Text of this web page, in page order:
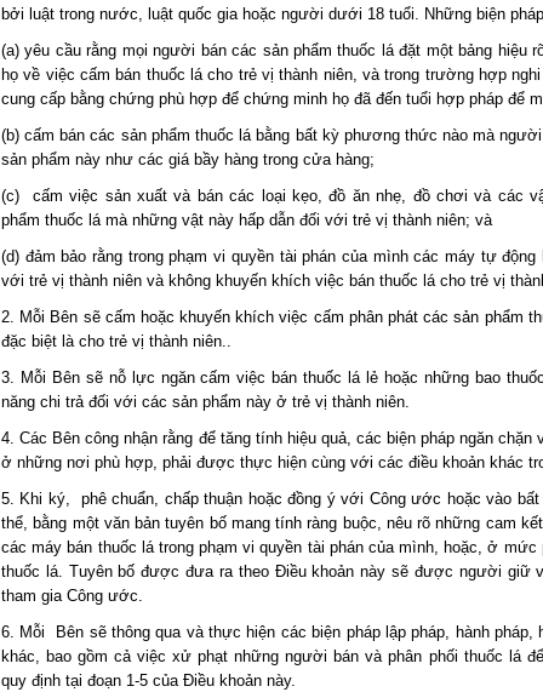
bởi luật trong nước, luật quốc gia hoặc người dưới 18 tuổi. Những biện
(a) yêu cầu rằng mọi người bán các sản phẩm thuốc lá đặt một bảng hiệu
họ về việc cấm bán thuốc lá cho trẻ vị thành niên, và trong trường hợp
cung cấp bằng chứng phù hợp để chứng minh họ đã đến tuổi hợp pháp để
(b) cấm bán các sản phẩm thuốc lá bằng bất kỳ phương thức nào mà
sản phẩm này như các giá bầy hàng trong cửa hàng;
(c) cấm việc sản xuất và bán các loại kẹo, đồ ăn nhẹ, đồ chơi và các
phẩm thuốc lá mà những vật này hấp dẫn đối với trẻ vị thành niên; và
(d) đảm bảo rằng trong phạm vi quyền tài phán của mình các máy tự
với trẻ vị thành niên và không khuyến khích việc bán thuốc lá cho trẻ vị
2. Mỗi Bên sẽ cấm hoặc khuyến khích việc cấm phân phát các sản phẩm
đặc biệt là cho trẻ vị thành niên..
3. Mỗi Bên sẽ nỗ lực ngăn cấm việc bán thuốc lá lẻ hoặc những bao
năng chi trả đối với các sản phẩm này ở trẻ vị thành niên.
4. Các Bên công nhận rằng để tăng tính hiệu quả, các biện pháp ngăn
ở những nơi phù hợp, phải được thực hiện cùng với các điều khoản khác
5. Khi ký, phê chuẩn, chấp thuận hoặc đồng ý với Công ước hoặc vào
thể, bằng một văn bản tuyên bố mang tính ràng buộc, nêu rõ những cam
các máy bán thuốc lá trong phạm vi quyền tài phán của mình, hoặc, ở
thuốc lá. Tuyên bố được đưa ra theo Điều khoản này sẽ được người giữ
tham gia Công ước.
6. Mỗi Bên sẽ thông qua và thực hiện các biện pháp lập pháp, hành pháp,
khác, bao gồm cả việc xử phạt những người bán và phân phối thuốc lá
quy định tại đoạn 1-5 của Điều khoản này.